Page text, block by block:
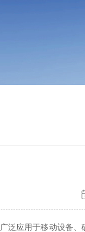
泛应用于移动设备、